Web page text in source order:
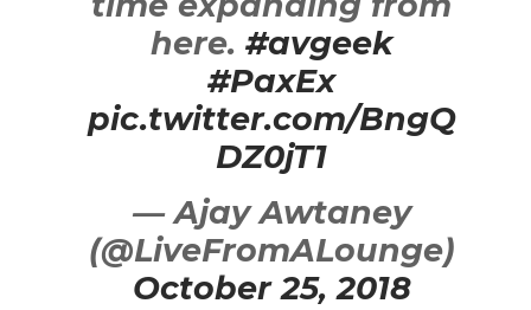
here. #avgeek
#PaxEx
pic.twitter.com/BngQ
DZ0jT1
— Ajay Awtaney
(@LiveFromALounge)
October 25, 2018